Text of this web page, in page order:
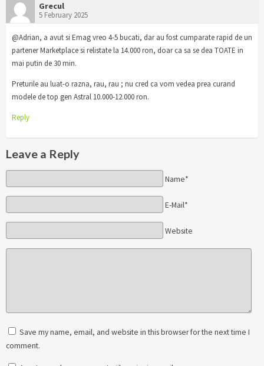
Grecul
5 February 2025
@Adrian, a avut si Emag vreo 4-5 bucati, dar au fost cumparate rapid de un
partener Marketplace si relistate la 14.000 ron, doar ca sa se dea TOATE in
mai putin de 30 min.
Preturile au luat-o razna, rau, rau ; nu cred ca vom vedea prea curand
modele de top gen Astral 10.000-12.000 ron.
Reply
Leave a Reply
Name*
E-Mail*
Website
Save my name, email, and website in this browser for the next time I
comment.